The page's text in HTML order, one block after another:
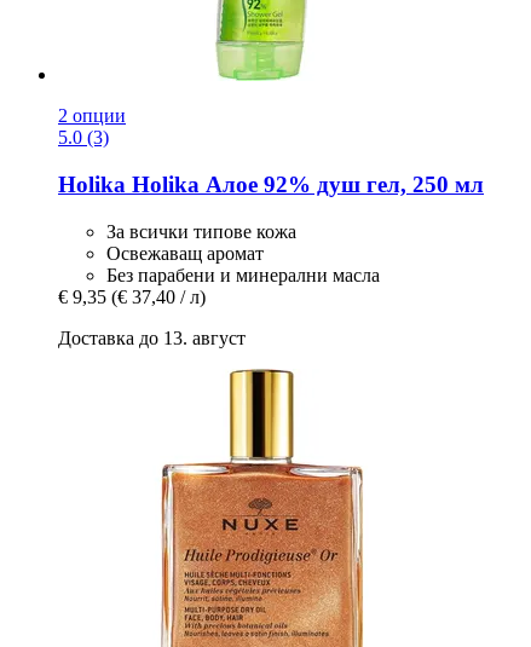
2 опции
5.0 (3)
Holika Holika Алое 92% душ гел, 250 мл
За всички типове кожа
Освежаващ аромат
Без парабени и минерални масла
€ 9,35 (€ 37,40 / л)
Доставка до 13. август